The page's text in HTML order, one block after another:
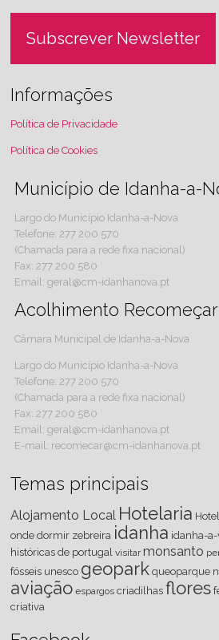
Subscrever Newsletter
Informações
Política de Privacidade
Política de Cookies
Município de Idanha-a-
Largo do Município Idanha-a-Nova
Telefone: 277 200 570
(Chamada para a rede fixa nacional)
Fax: 277 200 580
Email: geral@cm-idanhanova.pt
Acolhimento Recomeçar
Câmara Municipal de Idanha-a-Nova
Largo do Município Idanha-a-Nova
Telefone: 277 200 570
(Chamada para a rede fixa nacional)
Fax: 277 200 580
Email: geral@cm-idanhanova.pt
E-mail: recomecar@cm-idanhanova.pt
Temas principais
Alojamento Local Hotelaria Hotel
onde dormir zebreira idanha idanha-
históricas de portugal visitar monsanto
fósseis unesco geopark queoparque
aviação espargos criadilhas flores
criativa